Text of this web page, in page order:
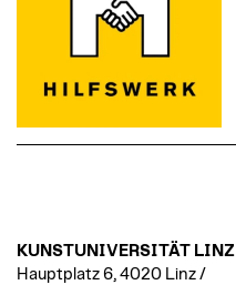
KUNSTUNIVERSITÄT LINZ
Hauptplatz 6, 4020 Linz /